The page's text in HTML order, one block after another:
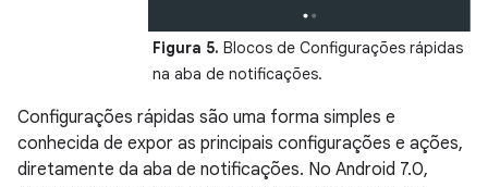
Figura 5. Blocos de Configurações rápidas
na aba de notificações.
Configurações rápidas são uma forma simples e
conhecida de expor as principais configurações e ações,
diretamente da aba de notificações. No Android 7.0,